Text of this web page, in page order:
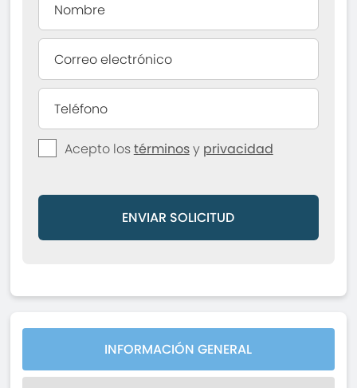
Acepto lostérminosy privacidad
ENVIAR SOLICITUD
INFORMACIÓN GENERAL